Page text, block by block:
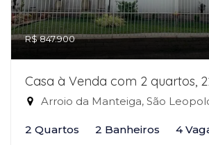
R$ 847.900
Casa à Venda com 2 quartos,
Arroio da Manteiga, São
2 Quartos 2 Banheiros 4